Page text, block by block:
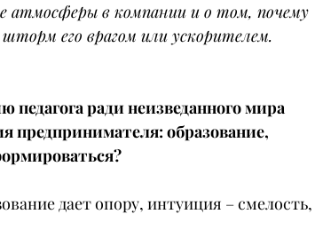
атмосферы в компании и о том, почему
его врагом или ускорителем.
ради неизведанного мира
предпринимателя: образование,
дает опору, интуиция – смелость,